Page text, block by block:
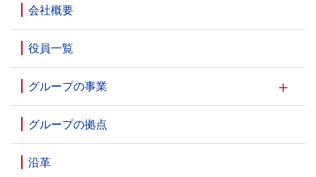
会社概要
役員一覧
グループの事業
グループの拠点
沿革